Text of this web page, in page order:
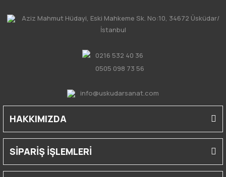
Aziz Mahmut Hüdayi, Eski Mahkeme Sk. No:10, 34672 Üsküdar/
İstanbul
0216 532 40 36
0505 098 73 56
info@uskudarsanat.com
HAKKIMIZDA
SİPARİŞ İŞLEMLERİ